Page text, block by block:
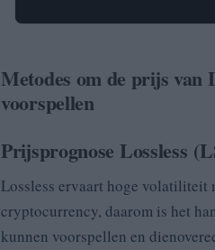
Metodes om de prijs van
voorspellen
Prijsprognose Lossless
Lossless ervaart hoge volatiliteit
cryptocurrency, daarom is het
kunnen voorspellen en